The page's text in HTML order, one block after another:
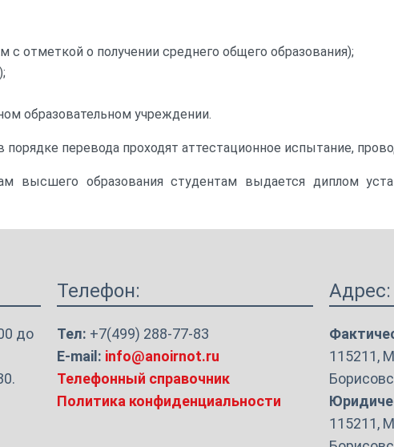
с отметкой о получении среднего общего образования);
образовательном учреждении.
порядке перевода проходят аттестационное испытание,
высшего образования студентам выдается диплом
до
Телефон:
Тел: +7(499) 288-77-83
E-mail: info@anoirnot.ru
Телефонный справочник
Политика конфиденциальности
Адрес:
115211,
115211,